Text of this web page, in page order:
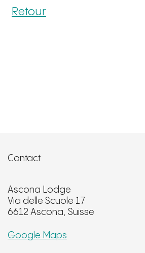
Retour
Contact
Ascona Lodge
Via delle Scuole 17
6612 Ascona, Suisse
Google Maps